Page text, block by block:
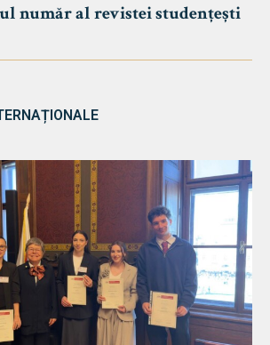
număr al revistei studențești